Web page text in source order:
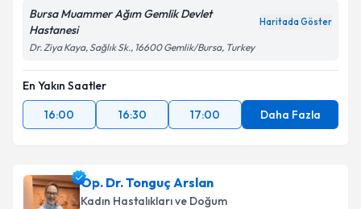
Bursa Muammer Ağım Gemlik Devlet
Hastanesi
Haritada Göster
Dr. Ziya Kaya, Sağlık Sk., 16600 Gemlik/Bursa, Turkey
En Yakın Saatler
16:00
16:30 17:00 Daha Fazla
Op. Dr. Tonguç Arslan
Kadın Hastalıkları ve Doğum